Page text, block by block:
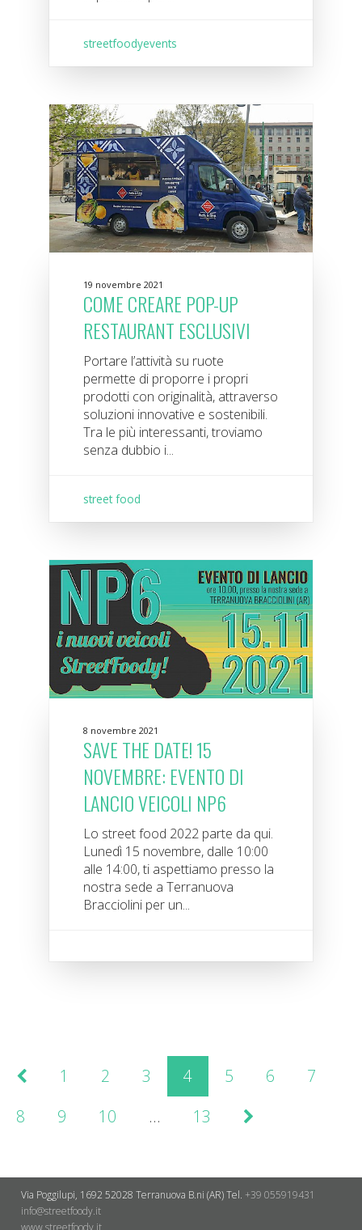
streetfoodyevents
19 novembre 2021
COME CREARE POP-UP
RESTAURANT ESCLUSIVI
Portare l’attività su ruote
permette di proporre i propri
prodotti con originalità, attraverso
soluzioni innovative e sostenibili.
Tra le più interessanti, troviamo
senza dubbio i...
street food
8 novembre 2021
SAVE THE DATE! 15
NOVEMBRE: EVENTO DI
LANCIO VEICOLI NP6
Lo street food 2022 parte da qui.
Lunedì 15 novembre, dalle 10:00
alle 14:00, ti aspettiamo presso la
nostra sede a Terranuova
Bracciolini per un...
1 2 3 4 5 6
7
8
9 10 … 13
Via Poggilupi, 1692 52028 Terranuova B.ni (AR)Tel. +39 055919431
info@streetfoody.it
www.streetfoody.it